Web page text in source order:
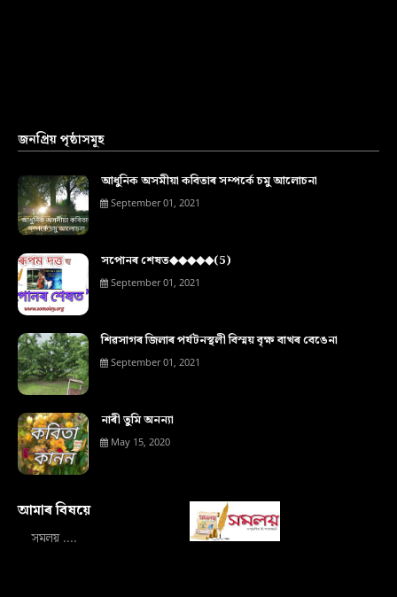
জনপ্ৰিয় পৃষ্ঠাসমূহ
আধুনিক অসমীয়া কবিতাৰ সম্পৰ্কে চমু আলোচনা
September 01, 2021
সপোনৰ শেষত◆◆◆◆◆(5)
September 01, 2021
শিৱসাগৰ জিলাৰ পৰ্যটনস্থলী বিস্ময় বৃক্ষ বাখৰ বেঙেনা
September 01, 2021
নাৰী তুমি অনন্যা
May 15, 2020
আমাৰ বিষয়ে‍
সমলয় ....